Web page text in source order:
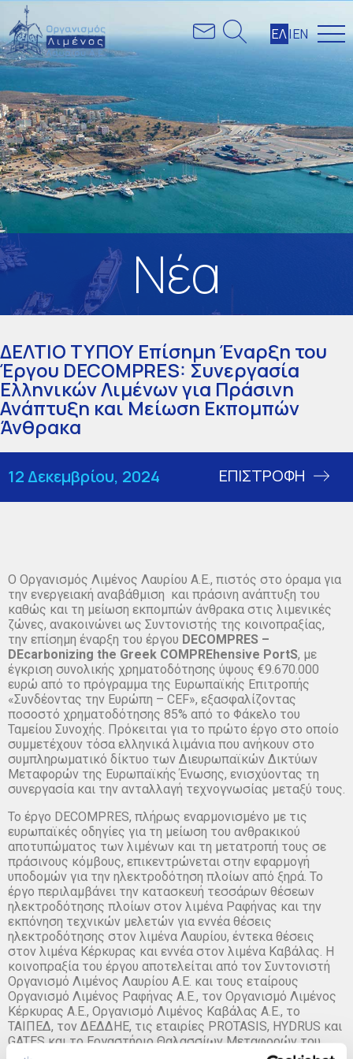
ΕΛ|ΕΝ
Nέα
ΔΕΛΤΙΟ ΤΥΠΟΥ Επίσημη Έναρξη του
Έργου DECOMPRES: Συνεργασία
Ελληνικών Λιμένων για Πράσινη
Ανάπτυξη και Μείωση Εκπομπών
Άνθρακα
12 Δεκεμβρίου, 2024 ΕΠΙΣΤΡΟΦΗ
Ο Οργανισμός Λιμένος Λαυρίου Α.Ε., πιστός στο όραμα για
την ενεργειακή αναβάθμιση και πράσινη ανάπτυξη του
καθώς και τη μείωση εκπομπών άνθρακα στις λιμενικές
ζώνες, ανακοινώνει ως Συντονιστής της κοινοπραξίας,
την επίσημη έναρξη του έργου DECOMPRES –
DEcarbonizing the Greek COMPREhensive PortS, με
έγκριση συνολικής χρηματοδότησης ύψους €9.670.000
ευρώ από το πρόγραμμα της Ευρωπαϊκής Επιτροπής
«Συνδέοντας την Ευρώπη – CEF», εξασφαλίζοντας
ποσοστό χρηματοδότησης 85% από το Φάκελο του
Ταμείου Συνοχής. Πρόκειται για το πρώτο έργο στο οποίο
συμμετέχουν τόσα ελληνικά λιμάνια που ανήκουν στο
συμπληρωματικό δίκτυο των Διευρωπαϊκών Δικτύων
Μεταφορών της Ευρωπαϊκής Ένωσης, ενισχύοντας τη
συνεργασία και την ανταλλαγή τεχνογνωσίας μεταξύ τους.
Το έργο DECOMPRES, πλήρως εναρμονισμένο με τις
ευρωπαϊκές οδηγίες για τη μείωση του ανθρακικού
αποτυπώματος των λιμένων και τη μετατροπή τους σε
πράσινους κόμβους, επικεντρώνεται στην εφαρμογή
υποδομών για την ηλεκτροδότηση πλοίων από ξηρά. Το
έργο περιλαμβάνει την κατασκευή τεσσάρων θέσεων
ηλεκτροδότησης πλοίων στον λιμένα Ραφήνας και την
εκπόνηση τεχνικών μελετών για εννέα θέσεις
ηλεκτροδότησης στον λιμένα Λαυρίου, έντεκα θέσεις
στον λιμένα Κέρκυρας και εννέα στον λιμένα Καβάλας. Η
κοινοπραξία του έργου αποτελείται από τον Συντονιστή
Οργανισμό Λιμένος Λαυρίου Α.Ε. και τους εταίρους
Οργανισμό Λιμένος Ραφήνας Α.Ε., τον Οργανισμό Λιμένος
Κέρκυρας Α.Ε., Οργανισμό Λιμένος Καβάλας Α.Ε., το
ΤΑΙΠΕΔ, τον ΔΕΔΔΗΕ, τις εταιρίες PROTASIS, HYDRUS και
GATES και το Εργαστήριο Θαλασσίων Μεταφορών του